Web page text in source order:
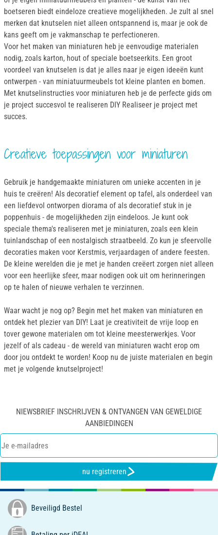
boetseren biedt eindeloze creatieve mogelijkheden. Je zult al snel
merken dat knutselen niet alleen ontspannend is, maar je ook de
kans geeft om je vakmanschap te perfectioneren.
Voor het maken van miniaturen heb je eenvoudige materialen
nodig, zoals karton, hout of speciale boetseerkits. Een groot
voordeel van knutselen is dat je alles naar je eigen ideeën kunt
ontwerpen - van miniatuurmeubels tot kleine planten en bomen.
Met knutselinstructies voor miniaturen heb je de perfecte gids om
je project succesvol te realiseren DIY Realiseer je project met
succes.
Creatieve toepassingen voor miniaturen
Gebruik je handgemaakte miniaturen om unieke accenten in je
huis te creëren! Als decoratief element op tafel, als onderdeel van
een liefdevol ontworpen diorama of als decoratief stuk in je
poppenhuis - de mogelijkheden zijn eindeloos. Je kunt ook
speciale thema's realiseren met je miniaturen, zoals een klein
tuinlandschap of een nostalgisch straatbeeld. Zo kun je sfeervolle
decoraties maken voor Kerstmis, verjaardagen of andere feesten.
De kleine werelden die je met je handen creëert zorgen niet alleen
voor een heerlijke sfeer, maar nodigen ook uit om herinneringen
op te halen of nieuwe verhalen te verzinnen.
Waar wacht je nog op? Begin met het maken van miniaturen en
ontdek het plezier van DIY! Laat je creativiteit de vrije loop en
tover gewone materialen om tot kleine meesterwerkjes. Voor
jezelf of als cadeau - de wereld van miniaturen wacht erop om
door jou ontdekt te worden! Koop nu de juiste materialen en begin
met je volgende knutselproject!
NIEWSBRIEF INSCHRIJVEN & ONTVANGEN VAN GEWELDIGE
AANBIEDINGEN
nu registreren
Beveiligd Bestel